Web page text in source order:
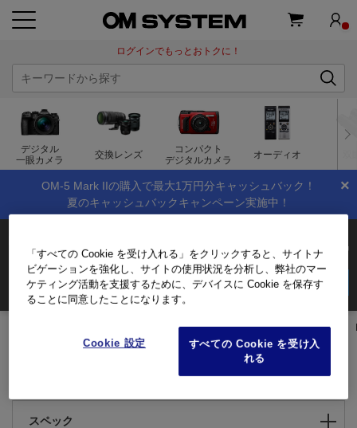
ログインでもっとおトクに！
デジタル
一眼カメラ
交換レンズ
コンパクト
デジタルカメラ
オーディオ
×
OM-5 Mark IIの購入で最大1万円分キャッシュバック！
夏のキャッシュバックキャンペーン実施中！
45,100 (税込)
ログイン して会員価格をチェック!
商品を購入する
製品・オンラインストア 交換レンズ コンバーター
主な仕様
スペック
「すべての Cookie を受け入れる」をクリックすると、サイトナ
ビゲーションを強化し、サイトの使用状況を分析し、弊社のマー
ケティング活動を支援するために、デバイスに Cookie を保存す
ることに同意したことになります。
Cookie 設定
すべての Cookie を受け入
れる